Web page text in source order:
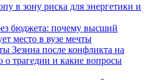
в зону риска для энергетики и
бюджета: почему высший
место в вузе мечты
Зезина после конфликта на
о трагедии и какие вопросы